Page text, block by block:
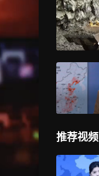
推荐视频